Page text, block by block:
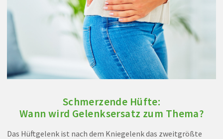
Schmerzende Hüfte:
Wann wird Gelenksersatz zum Thema?
Das Hüftgelenk ist nach dem Kniegelenk das zweitgrößte